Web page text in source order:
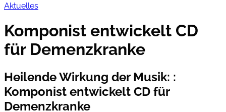
Aktuelles
Komponist entwickelt CD
für Demenzkranke
Heilende Wirkung der Musik: :
Komponist entwickelt CD für
Demenzkranke